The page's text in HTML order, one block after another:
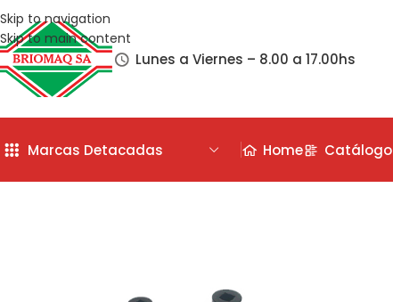
Skip to navigation
Skip to main content
Lunes a Viernes – 8.00 a 17.00hs
Marcas Detacadas Home Catálogo